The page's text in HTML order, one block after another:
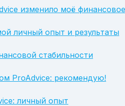
изменило моё
личный опыт и результаты
стабильности
ProAdvice: рекомендую!
личный опыт